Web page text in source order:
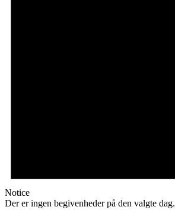
Notice
Der er ingen begivenheder på den valgte dag.